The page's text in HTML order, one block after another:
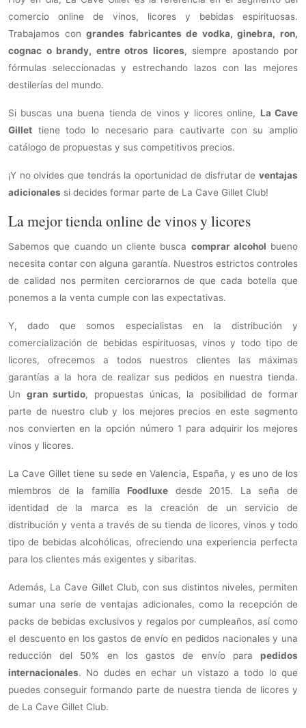
comercio online de vinos, licores y bebidas espirituosas.
Trabajamos congrandes fabricantes de vodka, ginebra, ron,
cognac o brandy, entre otros licores, siempre apostando por
fórmulas seleccionadas y estrechando lazos con las mejores
destilerías del mundo.
Si buscas una buena tienda de vinos y licores online, La Cave
Gillet tiene todo lo necesario para cautivarte con su amplio
catálogo de propuestas y sus competitivos precios.
¡Y no olvides que tendrás la oportunidad de disfrutar de ventajas
adicionales si decides formar parte de La Cave Gillet Club!
La mejor tienda online de vinos y licores
Sabemos que cuando un cliente busca comprar alcohol bueno
necesita contar con alguna garantía. Nuestros estrictos controles
de calidad nos permiten cerciorarnos de que cada botella que
ponemos a la venta cumple con las expectativas.
Y, dado que somos especialistas en la distribución y
comercialización de bebidas espirituosas, vinos y todo tipo de
licores, ofrecemos a todos nuestros clientes las máximas
garantías a la hora de realizar sus pedidos en nuestra tienda.
Un gran surtido, propuestas únicas, la posibilidad de formar
parte de nuestro club y los mejores precios en este segmento
nos convierten en la opción número 1 para adquirir los mejores
vinos y licores.
La Cave Gillet tiene su sede en Valencia, España, y es uno de los
miembros de la familiaFoodluxe desde 2015. La seña de
identidad de la marca es la creación de un servicio de
distribución y venta a través de su tienda de licores, vinos y todo
tipo de bebidas alcohólicas, ofreciendo una experiencia perfecta
para los clientes más exigentes y sibaritas.
Además, La Cave Gillet Club, con sus distintos niveles, permiten
sumar una serie de ventajas adicionales, como la recepción de
packs de bebidas exclusivos y regalos por cumpleaños, así como
el descuento en los gastos de envío en pedidos nacionales y una
reducción del 50% en los gastos de envío para pedidos
internacionales. No dudes en echar un vistazo a todo lo que
puedes conseguir formando parte de nuestra tienda de licores y
de La Cave Gillet Club.